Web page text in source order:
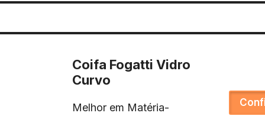
Coifa Fogatti Vidro
Curvo
Melhor em Matéria-